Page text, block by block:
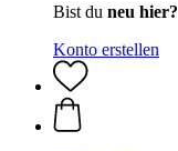
Bist du neu hier?
Konto erstellen